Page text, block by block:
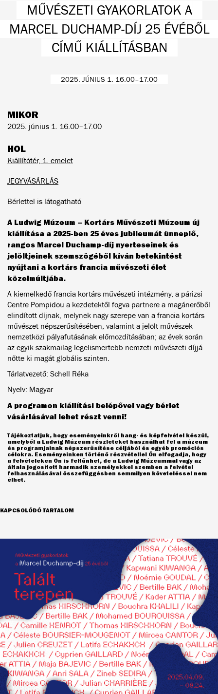
MŰVÉSZETI GYAKORLATOK A
MARCEL DUCHAMP-DÍJ 25 ÉVÉBŐL
CÍMŰ KIÁLLÍTÁSBAN
2025. JÚNIUS 1. 16.00–17.00
MIKOR
2025. június 1. 16.00–17.00
HOL
Kiállítótér, 1. emelet
JEGYVÁSÁRLÁS
Bérlettel is látogatható
A Ludwig Múzeum – Kortárs Művészeti Múzeum új
kiállítása a 2025-ben 25 éves jubileumát ünneplő,
rangos Marcel Duchamp-díj nyerteseinek és
jelöltjeinek szemszögéből kíván betekintést
nyújtani a kortárs francia művészeti élet
közelmúltjába.
A kiemelkedő francia kortárs művészeti intézmény, a párizsi
Centre Pompidou a kezdetektől fogva partnere a magánerőből
elindított díjnak, melynek nagy szerepe van a francia kortárs
művészet népszerűsítésében, valamint a jelölt művészek
nemzetközi pályafutásának előmozdításában; az évek során
az egyik szakmailag legelismertebb nemzeti művészeti díjjá
nőtte ki magát globális szinten.
Tárlatvezető: Schell Réka
Nyelv: Magyar
A programon kiállítási belépővel vagy bérlet
vásárlásával lehet részt venni!
Tájékoztatjuk, hogy eseményeinkről hang- és képfelvétel készül,
amelyből a Ludwig Múzeum részleteket használhat fel a múzeum
és programjainak népszerűsítése céljából és egyéb promóciós
célokra. Eseményeinken történő részvétellel Ön elfogadja, hogy
a felvételeken Ön is feltűnhet, de a Ludwig Múzeummal vagy az
általa jogosított harmadik személyekkel szemben a felvétel
felhasználásával összefüggésben semmilyen követeléssel nem
élhet.
KAPCSOLÓDÓ TARTALOM